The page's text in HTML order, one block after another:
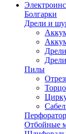
Болгарки
Дрели и
Пилы
Отбойные